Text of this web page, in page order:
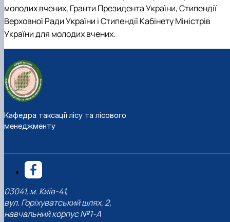
молодих вчених, Гранти Президента України, Стипендії
Верховної Ради України і Стипендії Кабінету Міністрів
України для молодих вчених.
Кафедра таксації лісу та лісового
менеджменту
03041, м. Київ-41,
вул. Горіхуватський шлях, 2,
навчальний корпус №1-А